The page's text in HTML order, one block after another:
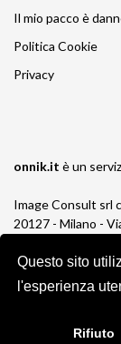
Questo sito
l'esperienza
Rifiuto
Il mio pacco è
Politica Cookie
Privacy
onnik.it è un
Image Consult srl
20127 - Milano -
P.IVA e C.F.
REA 1673647
Registro Pile